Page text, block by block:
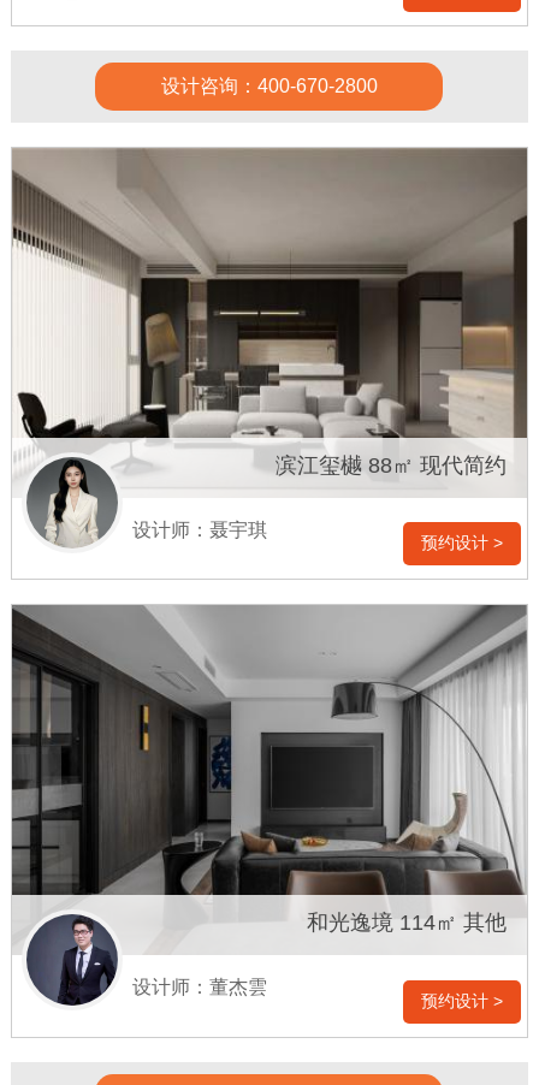
设计咨询：400-670-2800
滨江玺樾 88㎡ 现代简约
设计师：聂宇琪
预约设计 >
和光逸境 114㎡ 其他
设计师：董杰雲
预约设计 >